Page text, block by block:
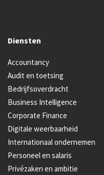
Diensten
Accountancy
Audit en toetsing
Bedrijfsoverdracht
Business Intelligence
Corporate Finance
Digitale weerbaarheid
Internationaal ondernemen
Personeel en salaris
Privézaken en ambitie